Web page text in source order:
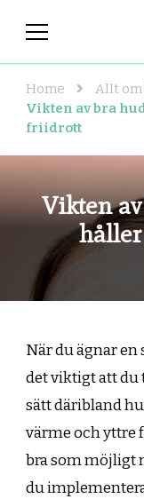
Home
Allt
Vikten av bra
friidrott
Vikten
När du ägnar
det viktigt att du
sätt däribland
värme och yttre
bra som möjligt
du